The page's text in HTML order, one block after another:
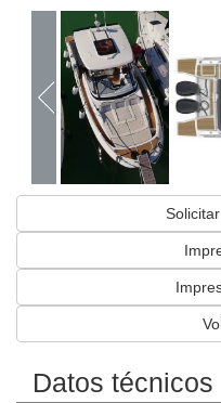
Datos técnicos